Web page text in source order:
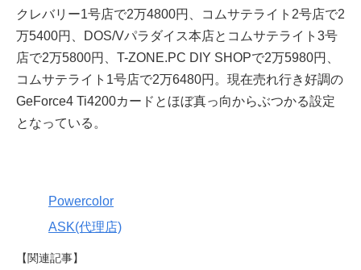
クレバリー1号店で2万4800円、コムサテライト2号店で2
万5400円、DOS/Vパラダイス本店とコムサテライト3号
店で2万5800円、T-ZONE.PC DIY SHOPで2万5980円、
コムサテライト1号店で2万6480円。現在売れ行き好調の
GeForce4 Ti4200カードとほぼ真っ向からぶつかる設定
となっている。
Powercolor
ASK(代理店)
【関連記事】